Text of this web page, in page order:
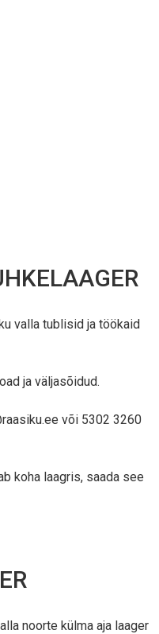
valla tublisid ja töökaid
ja väljasõidud.
või 5302 3260
koha laagris, saada see
noorte külma aja laager